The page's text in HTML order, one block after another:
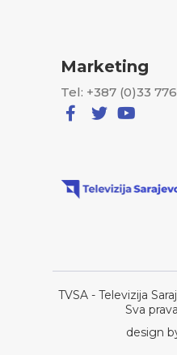
Marketing
Tel: +387 (0)33
TVSA - Televizija
Sva
design